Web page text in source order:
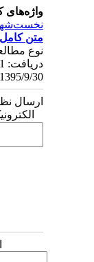
واژه‌های
متن کامل[PDF 855 kb]
نوع
1395/9/30 | انتشار الکترونیک: 1395/9/30
ارسال